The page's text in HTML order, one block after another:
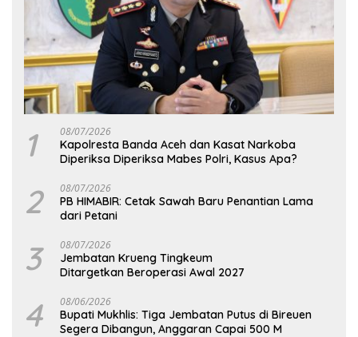
1 08/07/2026
Kapolresta Banda Aceh dan Kasat Narkoba
Diperiksa Diperiksa Mabes Polri, Kasus Apa?
2 08/07/2026
PB HIMABIR: Cetak Sawah Baru Penantian Lama
dari Petani
3 08/07/2026
Jembatan Krueng Tingkeum
Ditargetkan Beroperasi Awal 2027
4 08/06/2026
Bupati Mukhlis: Tiga Jembatan Putus di Bireuen
Segera Dibangun, Anggaran Capai 500 M